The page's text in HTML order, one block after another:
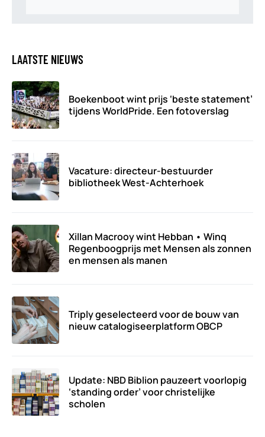
LAATSTE NIEUWS
Boekenboot wint prijs ‘beste statement’
tijdens WorldPride. Een fotoverslag
Vacature: directeur-bestuurder
bibliotheek West-Achterhoek
Xillan Macrooy wint Hebban • Winq
Regenboogprijs met Mensen als zonnen
en mensen als manen
Triply geselecteerd voor de bouw van
nieuw catalogiseerplatform OBCP
Update: NBD Biblion pauzeert voorlopig
‘standing order’ voor christelijke
scholen